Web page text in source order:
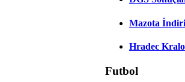
Mazota
Hradec
Futbol